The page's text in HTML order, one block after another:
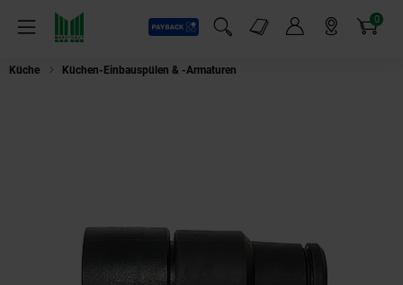
Menü
Payback
Suchfeld einblenden
Markt-Angebote 0
Artikel
Küche Küchen-Einbauspülen & -Armaturen